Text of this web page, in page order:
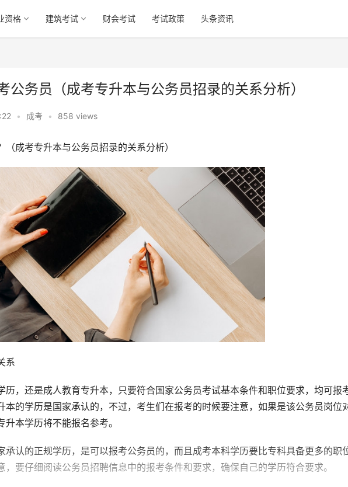
资格 建筑考试 财会考试 考试政策 头条资讯
公务员（成考专升本与公务员招录的关系分析）
• 成考 • 858 views
成考专升本与公务员招录的关系分析）
系
历，还是成人教育专升本，只要符合国家公务员考试基本条件和职位要求，均可报考
本的学历是国家承认的，不过，考生们在报考的时候要注意，如果是该公务员岗位
本学历将不能报名参考。
承认的正规学历，是可以报考公务员的，而且成考本科学历要比专科具备更多的职
要仔细阅读公务员招聘信息中的报考条件和要求，确保自己的学历符合要求。